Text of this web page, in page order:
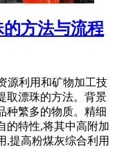
方法与流程
源利用和矿物加工技
取漂珠的方法。背景
种繁多的物质。精细
的特性,将其中高附加
,提高粉煤灰综合利用